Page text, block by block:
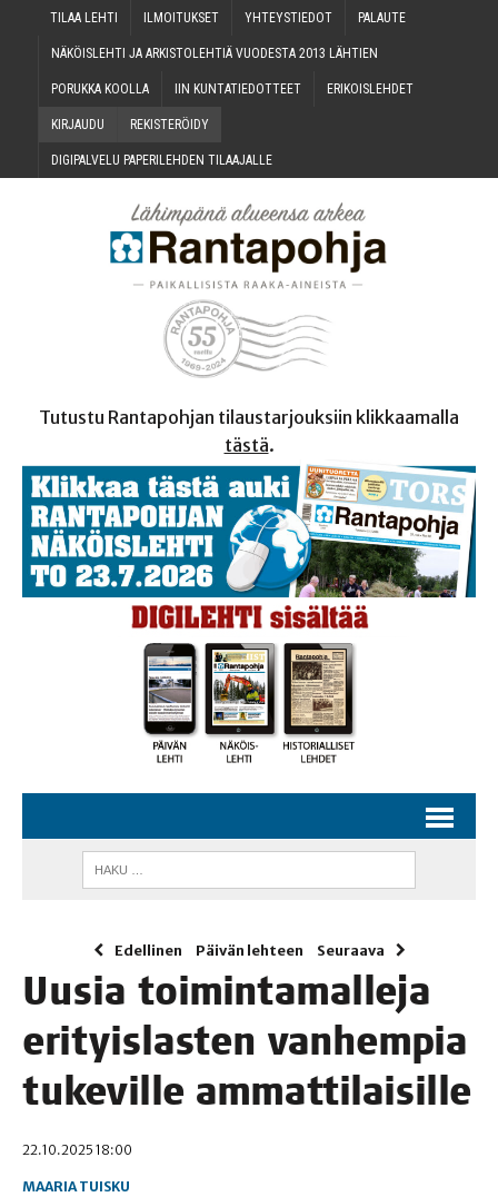
TILAA LEH­TI ILMOI­TUK­SET YHTEYS­TIE­DOT PALAU­TE
NÄKÖIS­LEH­TI JA ARKIS­TO­LEH­TIÄ VUO­DES­TA 2013 LÄHTIEN
PORUK­KA KOOLLA IIN KUN­TA­TIE­DOT­TEET ERI­KOIS­LEH­DET
KIR­JAU­DU REKIS­TE­RÖI­DY
DIGI­PAL­VE­LU PAPE­RI­LEH­DEN TILAAJALLE
Tutustu Rantapohjan tilaustarjouksiin klikkaamalla
tästä.
Edellinen Päivän lehteen Seuraava
Uusia toi­min­ta­mal­le­ja
eri­tyis­las­ten van­hem­pia
tuke­vil­le ammattilaisille
22.10.2025 18:00
MAARIA TUISKU